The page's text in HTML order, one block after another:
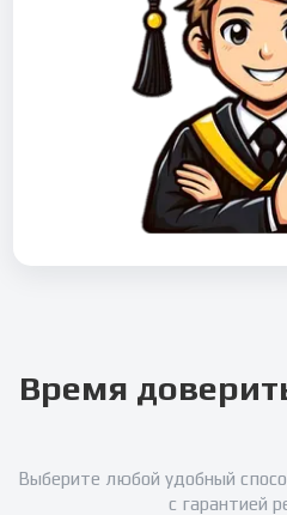
Время
Выберите любой удобный
с гарантией